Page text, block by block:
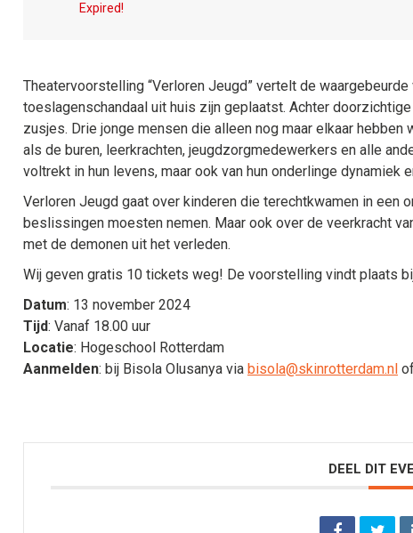
Expired!
Theatervoorstelling “Verloren Jeugd” vertelt de
toeslagenschandaal uit huis zijn geplaatst. Achter
zusjes. Drie jonge mensen die alleen nog maar elkaar
als de buren, leerkrachten, jeugdzorgmedewerkers en alle
voltrekt in hun levens, maar ook van hun onderlinge dynamiek
Verloren Jeugd gaat over kinderen die terechtkwamen in
beslissingen moesten nemen. Maar ook over de veerkracht
met de demonen uit het verleden.
Wij geven gratis 10 tickets weg! De voorstelling vindt plaats
Datum: 13 november 2024
Tijd: Vanaf 18.00 uur
Locatie: Hogeschool Rotterdam
Aanmelden: bij Bisola Olusanya via bisola@skinrotterdam.nl
DEEL DIT